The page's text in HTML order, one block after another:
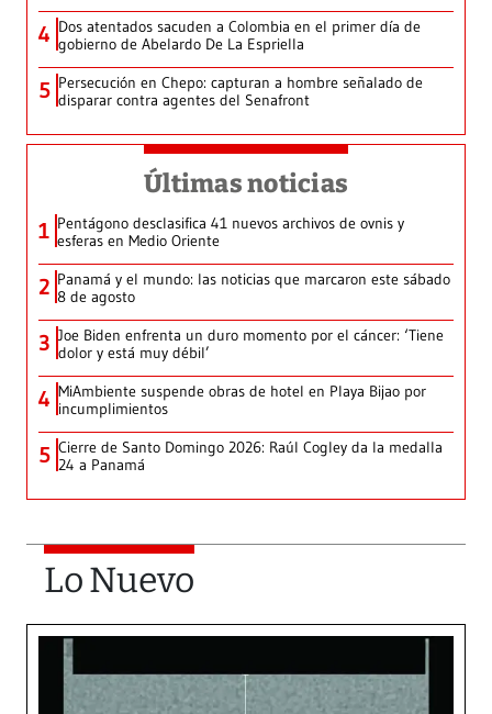
4 Dos atentados sacuden a Colombia en el primer día de
gobierno de Abelardo De La Espriella
5 Persecución en Chepo: capturan a hombre señalado de
disparar contra agentes del Senafront
Últimas noticias
1 Pentágono desclasifica 41 nuevos archivos de ovnis y
esferas en Medio Oriente
2 Panamá y el mundo: las noticias que marcaron este sábado
8 de agosto
3 Joe Biden enfrenta un duro momento por el cáncer: ‘Tiene
dolor y está muy débil’
4 MiAmbiente suspende obras de hotel en Playa Bijao por
incumplimientos
5 Cierre de Santo Domingo 2026: Raúl Cogley da la medalla
24 a Panamá
Lo Nuevo